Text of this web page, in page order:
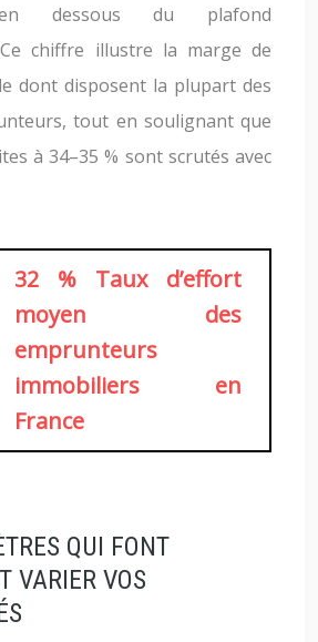
en dessous du plafond
chiffre illustre la marge de
dont disposent la plupart des
tout en soulignant que
à 34–35 % sont scrutés avec
32 % Taux d’effort
moyen des
emprunteurs
immobiliers en
France
QUI FONT
VARIER VOS